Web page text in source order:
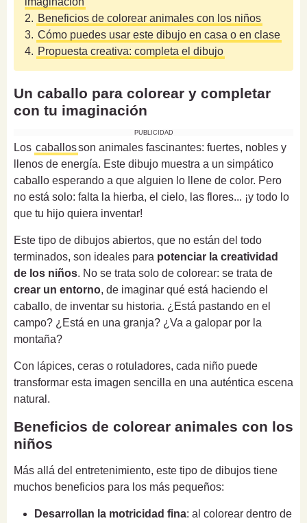
2. Beneficios de colorear animales con los niños
3. Cómo puedes usar este dibujo en casa o en clase
4. Propuesta creativa: completa el dibujo
Un caballo para colorear y completar
con tu imaginación
PUBLICIDAD
Los caballosson animales fascinantes: fuertes, nobles y
llenos de energía. Este dibujo muestra a un simpático
caballo esperando a que alguien lo llene de color. Pero
no está solo: falta la hierba, el cielo, las flores... ¡y todo lo
que tu hijo quiera inventar!
Este tipo de dibujos abiertos, que no están del todo
terminados, son ideales para potenciar la creatividad
de los niños. No se trata solo de colorear: se trata de
crear un entorno, de imaginar qué está haciendo el
caballo, de inventar su historia. ¿Está pastando en el
campo? ¿Está en una granja? ¿Va a galopar por la
montaña?
Con lápices, ceras o rotuladores, cada niño puede
transformar esta imagen sencilla en una auténtica escena
natural.
Beneficios de colorear animales con los
niños
Más allá del entretenimiento, este tipo de dibujos tiene
muchos beneficios para los más pequeños:
Desarrollan la motricidad fina: al colorear dentro de